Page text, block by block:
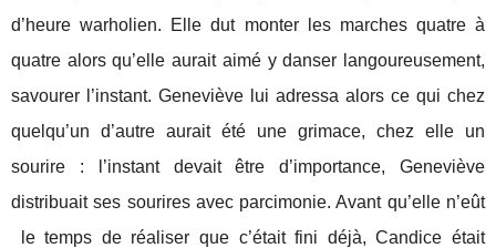
d’heure warholien. Elle dut monter les marches quatre à
quatre alors qu’elle aurait aimé y danser langoureusement,
savourer l’instant. Geneviève lui adressa alors ce qui chez
quelqu’un d’autre aurait été une grimace, chez elle un
sourire : l’instant devait être d’importance, Geneviève
distribuait ses sourires avec parcimonie. Avant qu’elle n’eût
le temps de réaliser que c’était fini déjà, Candice était